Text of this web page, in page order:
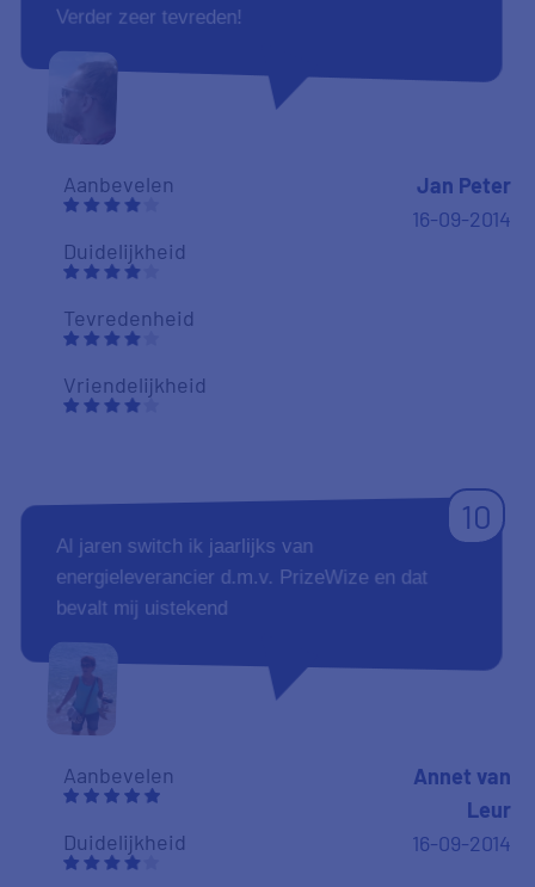
Verder zeer tevreden!
Aanbevelen
Duidelijkheid
Tevredenheid
Vriendelijkheid
Jan Peter
16-09-2014
10
Al jaren switch ik jaarlijks van
energieleverancier d.m.v. PrizeWize en dat
bevalt mij uistekend
Aanbevelen
Duidelijkheid
Annet van
Leur
16-09-2014